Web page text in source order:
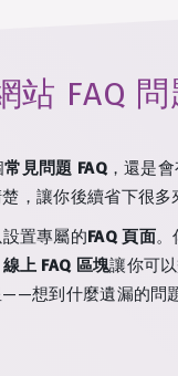
FAQ
常見問題 FAQ，還是
，讓你後續省下很多
置專屬的FAQ 頁面。
線上 FAQ 區塊讓你可
想到什麼遺漏的問